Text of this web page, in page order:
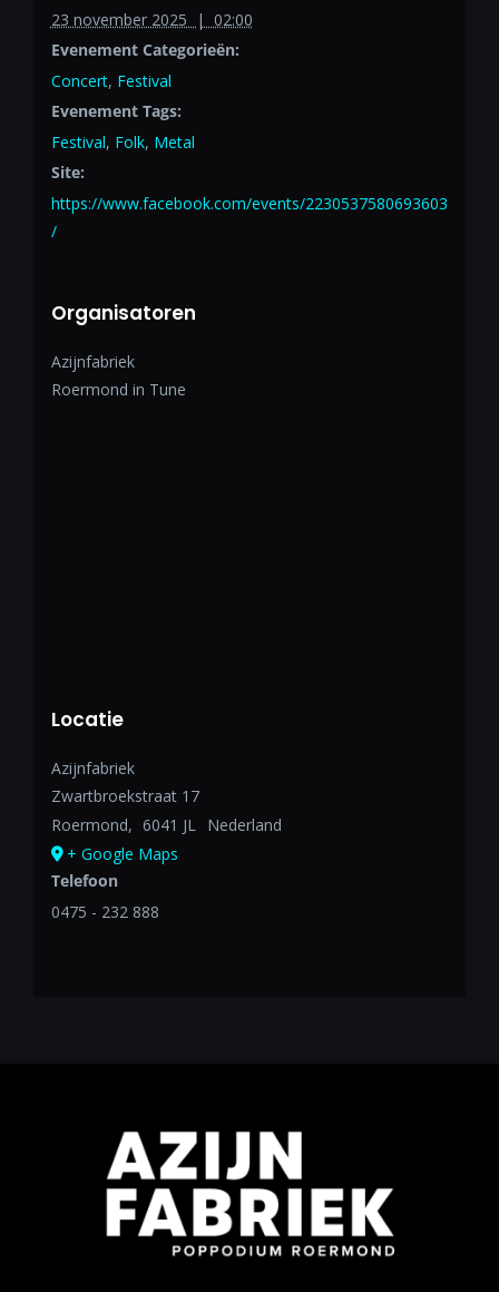
23 november 2025 | 02:00
Evenement Categorieën:
Concert, Festival
Evenement Tags:
Festival, Folk, Metal
Site:
https://www.facebook.com/events/2230537580693603
/
Organisatoren
Azijnfabriek
Roermond in Tune
Locatie
Azijnfabriek
Zwartbroekstraat 17
Roermond, 6041 JL
Nederland
+ Google Maps
Telefoon
0475 - 232 888